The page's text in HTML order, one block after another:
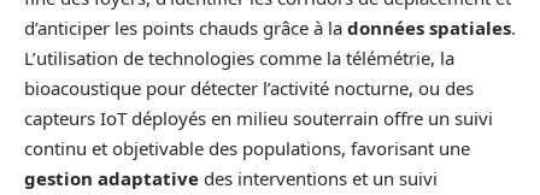
d’anticiper les points chauds grâce à la données spatiales.
L’utilisation de technologies comme la télémétrie, la
bioacoustique pour détecter l’activité nocturne, ou des
capteurs IoT déployés en milieu souterrain offre un suivi
continu et objetivable des populations, favorisant une
gestion adaptative des interventions et un suivi